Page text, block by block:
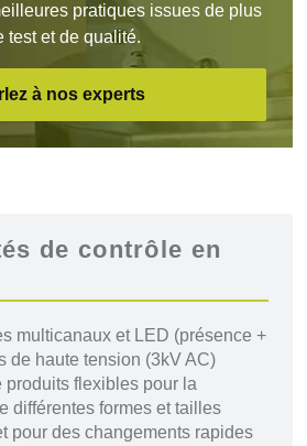
pratiques issues de plus
test et de qualité.
à nos experts
de contrôle en
multicanaux et LED (présence +
de haute tension (3kV AC)
produits flexibles pour la
différentes formes et tailles
pour des changements rapides